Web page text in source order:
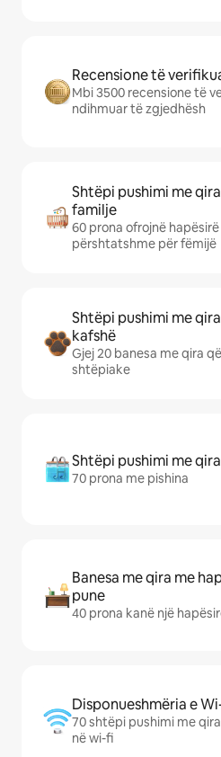
Recensione të
Mbi 3500 recensione të
ndihmuar të zgjedhësh
Shtëpi pushimi me
familje
60 prona ofrojnë
përshtatshme për fëmijë
Shtëpi pushimi me
kafshë
Gjej 20 banesa me qira
shtëpiake
Shtëpi pushimi me
70 prona me pishina
Banesa me qira me
pune
40 prona kanë një
Disponueshmëria e
70 shtëpi pushimi me
në wi-fi